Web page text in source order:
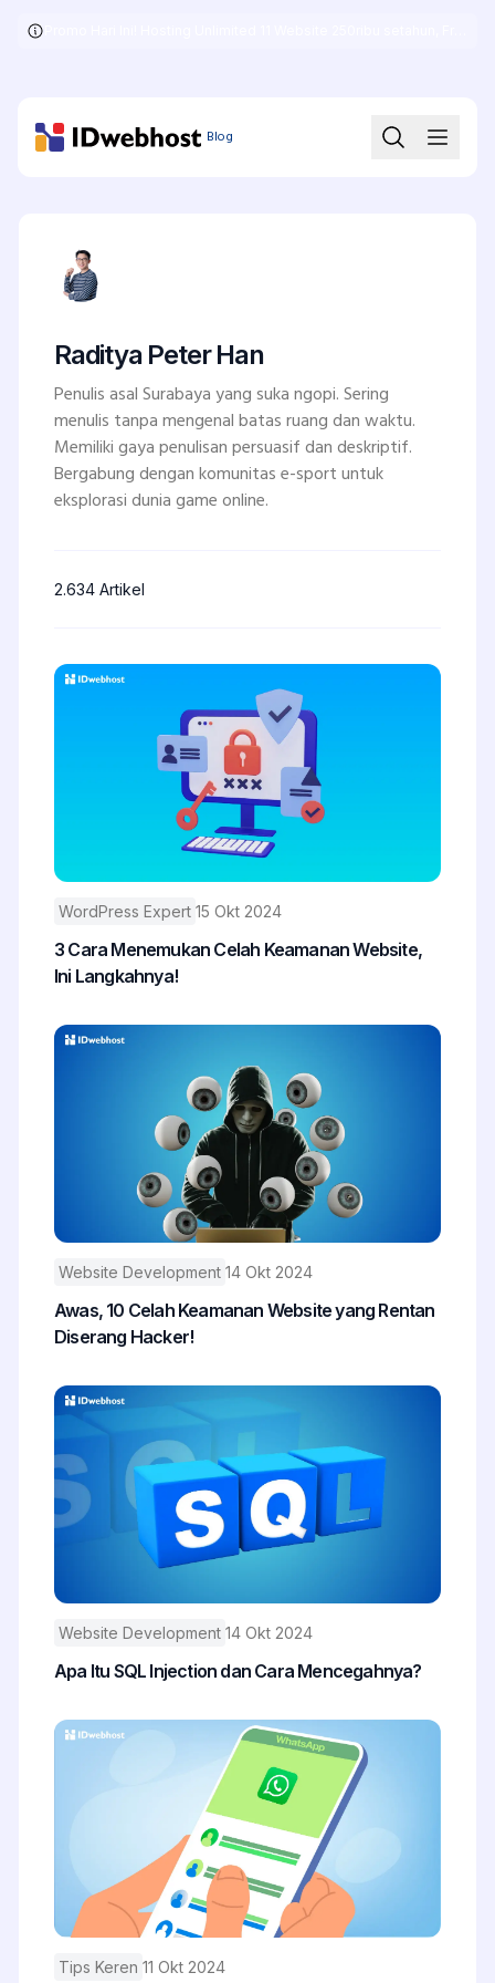
Blog
Raditya Peter Han
Penulis asal Surabaya yang suka ngopi. Sering
menulis tanpa mengenal batas ruang dan waktu.
Memiliki gaya penulisan persuasif dan deskriptif.
Bergabung dengan komunitas e-sport untuk
eksplorasi dunia game online.
2.634 Artikel
WordPress Expert 15 Okt 2024
3 Cara Menemukan Celah Keamanan Website,
Ini Langkahnya!
Website Development 14 Okt 2024
Awas, 10 Celah Keamanan Website yang Rentan
Diserang Hacker!
Website Development 14 Okt 2024
Apa Itu SQL Injection dan Cara Mencegahnya?
Tips Keren 11 Okt 2024